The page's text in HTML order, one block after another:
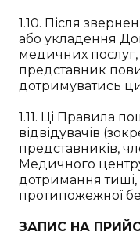
1.10. Після
або укладення
медичних послуг,
представник
дотримуватись
1.11. Ці Правила
відвідувачів
представників,
Медичного
дотримання тиші,
протипожежної
ЗАПИС НА